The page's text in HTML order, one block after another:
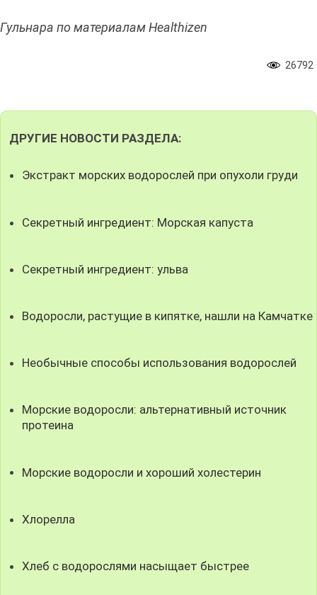
Гульнара по материалам Healthizen
26792
ДРУГИЕ НОВОСТИ РАЗДЕЛА:
Экстракт морских водорослей при опухоли груди
Секретный ингредиент: Морская капуста
Секретный ингредиент: ульва
Водоросли, растущие в кипятке, нашли на Камчатке
Необычные способы использования водорослей
Морские водоросли: альтернативный источник
протеина
Морские водоросли и хороший холестерин
Хлорелла
Хлеб с водорослями насыщает быстрее